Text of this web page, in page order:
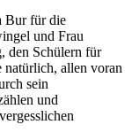
Bur für die
und Frau
den Schülern für
natürlich, allen voran
sein
und